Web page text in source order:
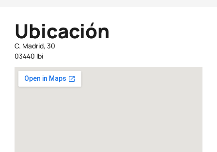
Ubicación
C. Madrid, 30
03440 Ibi